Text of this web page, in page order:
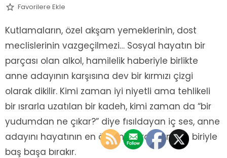
 Favorilere Ekle
Kutlamaların, özel akşam yemeklerinin, dost
meclislerinin vazgeçilmezi… Sosyal hayatın bir
parçası olan alkol, hamilelik haberiyle birlikte
anne adayının karşısına dev bir kırmızı çizgi
olarak dikilir. Kimi zaman iyi niyetli ama tehlikeli
bir ısrarla uzatılan bir kadeh, kimi zaman da “bir
yudumdan ne çıkar?” diye fısıldayan iç ses, anne
adayını hayatının en önemli kararlarından biriyle
baş başa bırakır.